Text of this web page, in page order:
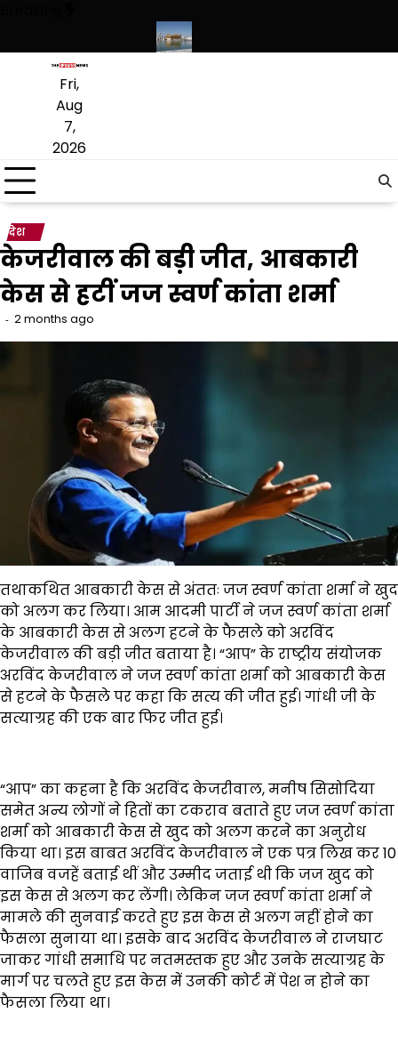
content
Fri,
Aug
7,
2026
देश
केजरीवाल की बड़ी जीत, आबकारी
केस से हटीं जज स्वर्ण कांता शर्मा
2 months ago
तथाकथित आबकारी केस से अंततः जज स्वर्ण कांता शर्मा ने खुद
को अलग कर लिया। आम आदमी पार्टी ने जज स्वर्ण कांता शर्मा
के आबकारी केस से अलग हटने के फैसले को अरविंद
केजरीवाल की बड़ी जीत बताया है। “आप” के राष्ट्रीय संयोजक
अरविंद केजरीवाल ने जज स्वर्ण कांता शर्मा को आबकारी केस
से हटने के फैसले पर कहा कि सत्य की जीत हुई। गांधी जी के
सत्याग्रह की एक बार फिर जीत हुई।
“आप” का कहना है कि अरविंद केजरीवाल, मनीष सिसोदिया
समेत अन्य लोगों ने हितों का टकराव बताते हुए जज स्वर्ण कांता
शर्मा को आबकारी केस से खुद को अलग करने का अनुरोध
किया था। इस बाबत अरविंद केजरीवाल ने एक पत्र लिख कर 10
वाजिब वजहें बताई थीं और उम्मीद जताई थी कि जज खुद को
इस केस से अलग कर लेंगी। लेकिन जज स्वर्ण कांता शर्मा ने
मामले की सुनवाई करते हुए इस केस से अलग नहीं होने का
फैसला सुनाया था। इसके बाद अरविंद केजरीवाल ने राजघाट
जाकर गांधी समाधि पर नतमस्तक हुए और उनके सत्याग्रह के
मार्ग पर चलते हुए इस केस में उनकी कोर्ट में पेश न होने का
फैसला लिया था।